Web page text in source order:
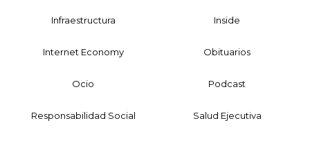
Infraestructura Inside
Internet Economy Obituarios
Ocio Podcast
Responsabilidad Social Salud Ejecutiva